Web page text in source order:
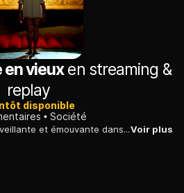
en vieuxen streaming &
replay
disponible
Société
Une plongée colorée, bienveillante et émouvante dans un univers trop habitué aux couches culottes et aux déambulateurs. Qui sont les personnes âgées aujourd'hui ?Voir plus